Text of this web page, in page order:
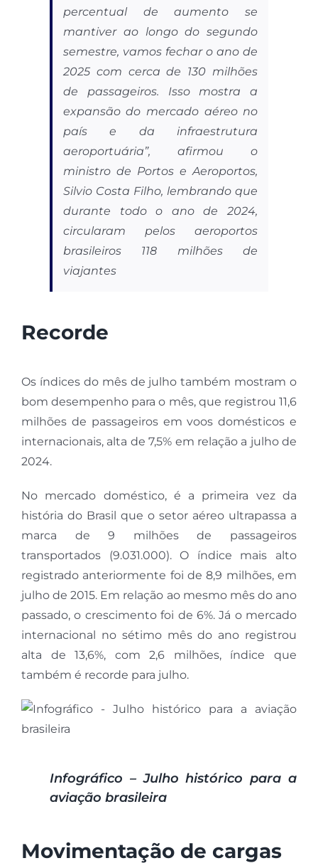
percentual de aumento se
mantiver ao longo do segundo
semestre, vamos fechar o ano de
2025 com cerca de 130 milhões
de passageiros. Isso mostra a
expansão do mercado aéreo no
país e da infraestrutura
aeroportuária”, afirmou o
ministro de Portos e Aeroportos,
Silvio Costa Filho, lembrando que
durante todo o ano de 2024,
circularam pelos aeroportos
brasileiros 118 milhões de
viajantes
Recorde
Os índices do mês de julho também mostram o
bom desempenho para o mês, que registrou 11,6
milhões de passageiros em voos domésticos e
internacionais, alta de 7,5% em relação a julho de
2024.
No mercado doméstico, é a primeira vez da
história do Brasil que o setor aéreo ultrapassa a
marca de 9 milhões de passageiros
transportados (9.031.000). O índice mais alto
registrado anteriormente foi de 8,9 milhões, em
julho de 2015. Em relação ao mesmo mês do ano
passado, o crescimento foi de 6%. Já o mercado
internacional no sétimo mês do ano registrou
alta de 13,6%, com 2,6 milhões, índice que
também é recorde para julho.
Infográfico – Julho histórico para a
aviação brasileira
Movimentação de cargas